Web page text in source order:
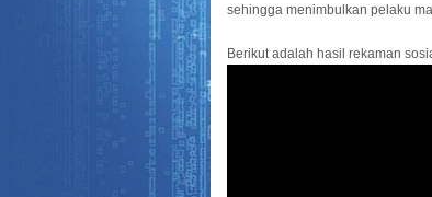
sehingga menimbulkan pelaku
Berikut adalah hasil rekaman